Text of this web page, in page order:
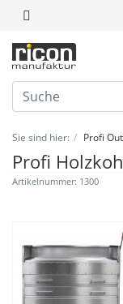
Sie sind hier: Profi
Profi
Artikelnummer: 1300